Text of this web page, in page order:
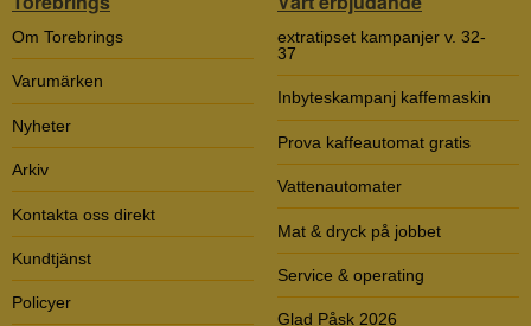
Om Torebrings
Varumärken
Nyheter
Arkiv
Kontakta oss direkt
Kundtjänst
Policyer
extratipset kampanjer v. 32-
37
Inbyteskampanj kaffemaskin
Prova kaffeautomat gratis
Vattenautomater
Mat & dryck på jobbet
Service & operating
Glad Påsk 2026